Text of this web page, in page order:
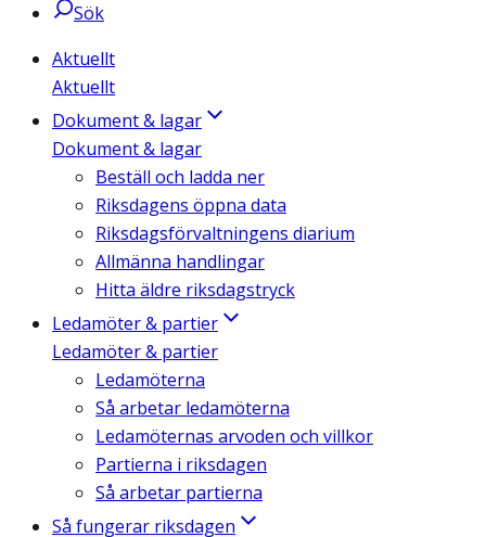
Sök
Aktuellt
Aktuellt
Dokument & lagar
Dokument & lagar
Beställ och ladda ner
Riksdagens öppna data
Riksdagsförvaltningens diarium
Allmänna handlingar
Hitta äldre riksdagstryck
Ledamöter & partier
Ledamöter & partier
Ledamöterna
Så arbetar ledamöterna
Ledamöternas arvoden och villkor
Partierna i riksdagen
Så arbetar partierna
Så fungerar riksdagen